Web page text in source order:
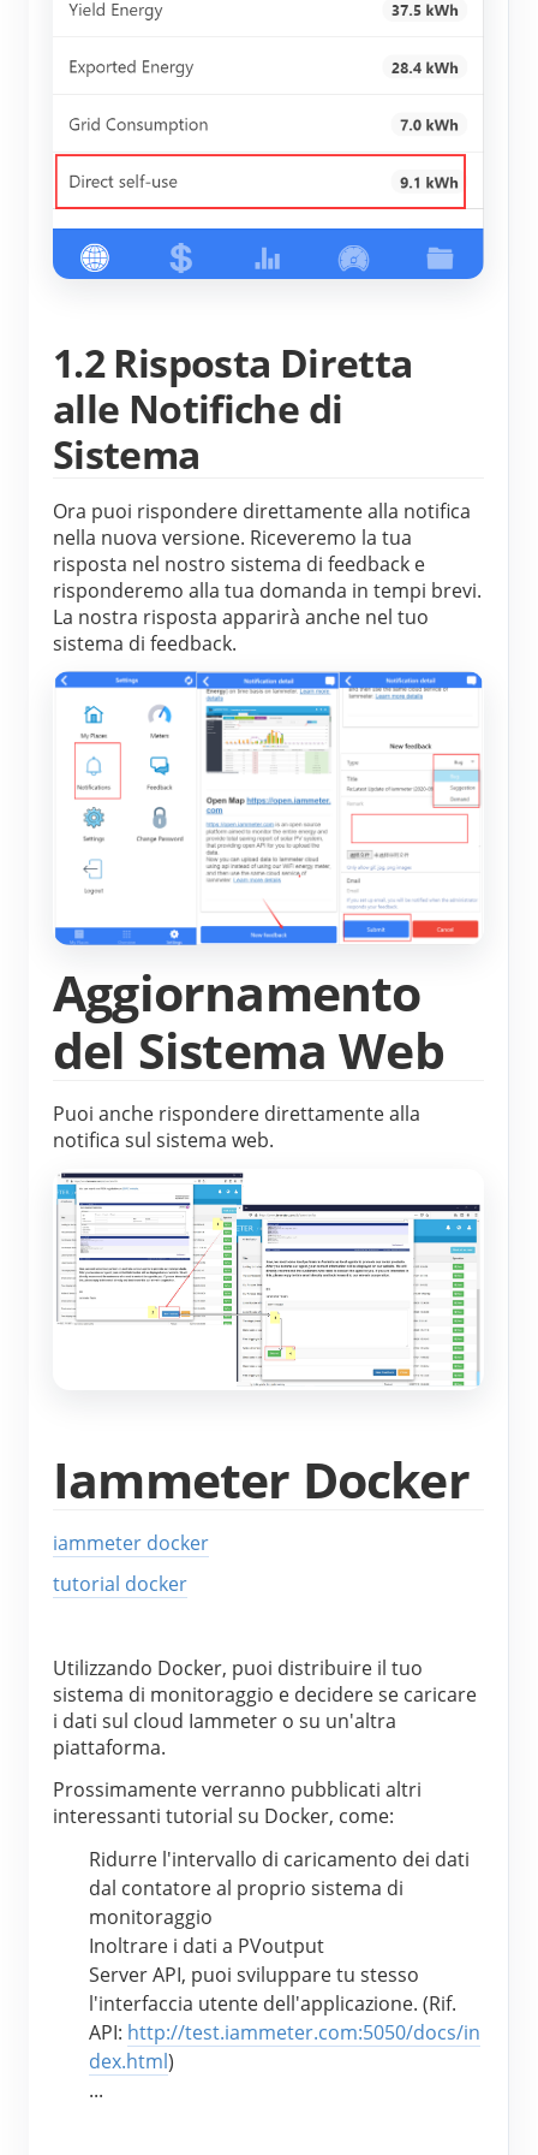
1.2 Risposta Diretta
alle Notifiche di
Sistema
Ora puoi rispondere direttamente alla notifica
nella nuova versione. Riceveremo la tua
risposta nel nostro sistema di feedback e
risponderemo alla tua domanda in tempi brevi.
La nostra risposta apparirà anche nel tuo
sistema di feedback.
Aggiornamento
del Sistema Web
Puoi anche rispondere direttamente alla
notifica sul sistema web.
Iammeter Docker
iammeter docker
tutorial docker
Utilizzando Docker, puoi distribuire il tuo
sistema di monitoraggio e decidere se caricare
i dati sul cloud Iammeter o su un'altra
piattaforma.
Prossimamente verranno pubblicati altri
interessanti tutorial su Docker, come:
Ridurre l'intervallo di caricamento dei dati
dal contatore al proprio sistema di
monitoraggio
Inoltrare i dati a PVoutput
Server API, puoi sviluppare tu stesso
l'interfaccia utente dell'applicazione. (Rif.
API: http://test.iammeter.com:5050/docs/in
dex.html)
...